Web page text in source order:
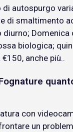
autospurgo
di smaltimento
diurno;
biologica;
anche più..
con
un